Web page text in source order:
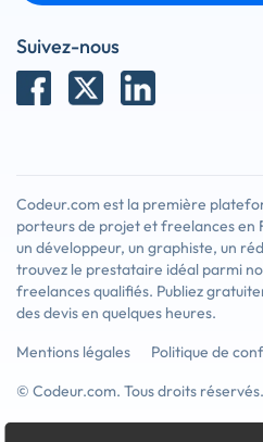
Suivez-nous
Codeur.com est la première
porteurs de projet et freelances en
un développeur, un graphiste, un
trouvez le prestataire idéal parmi
freelances qualifiés. Publiez
des devis en quelques heures.
Mentions légales
Politique de
© Codeur.com. Tous droits réservés.